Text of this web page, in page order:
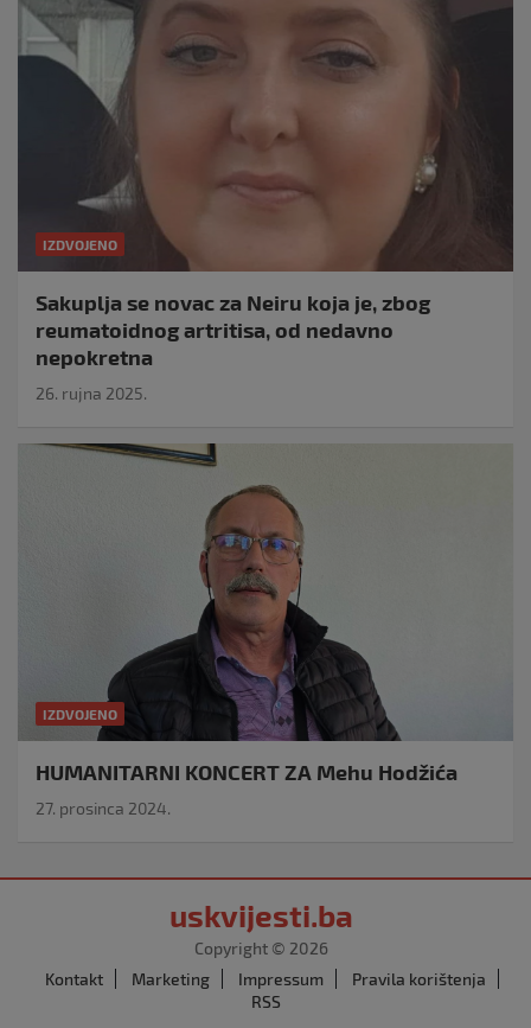
IZDVOJENO
Sakuplja se novac za Neiru koja je, zbog
reumatoidnog artritisa, od nedavno
nepokretna
26. rujna 2025.
IZDVOJENO
HUMANITARNI KONCERT ZA Mehu Hodžića
27. prosinca 2024.
uskvijesti.ba
Copyright © 2026
Kontakt
Marketing Impressum
Pravila korištenja
RSS